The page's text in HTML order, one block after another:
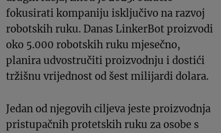
fokusirati kompaniju isključivo na razvoj
robotskih ruku. Danas LinkerBot proizvodi
oko 5.000 robotskih ruku mjesečno,
planira udvostručiti proizvodnju i dostići
tržišnu vrijednost od šest milijardi dolara.
Jedan od njegovih ciljeva jeste proizvodnja
pristupačnih protetskih ruku za osobe s